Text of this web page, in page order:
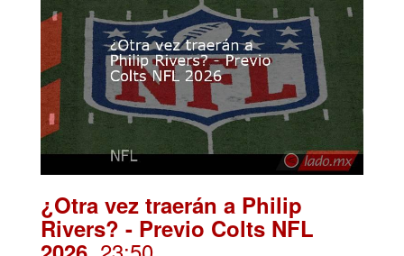
¿Otra vez traerán a Philip
Rivers? - Previo Colts NFL